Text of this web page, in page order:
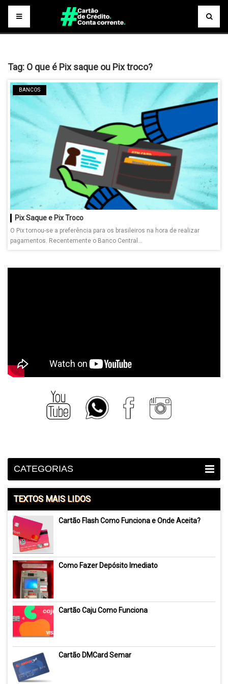
Tag: O que é Pix saque ou Pix troco?
BANCOS
Pix Saque e Pix Troco
O Pix tornou-se a preferência para os brasileiros na hora de realizar
pagamentos. Recentemente o Banco Central...
CATEGORIAS
TEXTOS MAIS LIDOS
Cartão Flash Como Funciona e Onde Aceita?
Como Fazer Depósito Imediato
Cartão Caju Como Funciona
Cartão DMCard Semar